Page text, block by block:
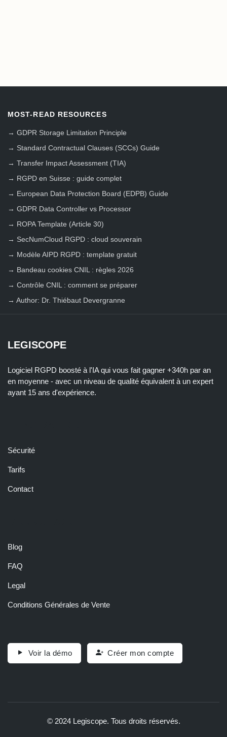
MOST-READ RESOURCES
→ GDPR Storage Limitation Principle
→ Standard Contractual Clauses (SCCs) Guide
→ Transfer Impact Assessment (TIA)
→ RGPD en Suisse : guide complet
→ European Data Protection Board (EDPB) Guide
→ GDPR Data Controller vs Processor
→ ROPA Template (Article 30)
→ SecNumCloud RGPD : cloud souverain
→ Modèle AIPD RGPD : template gratuit
→ Bandeau cookies CNIL : règles 2026
→ Contrôle CNIL : comment se préparer
→ Author: Dr. Thiébaut Devergranne
LEGISCOPE
Logiciel RGPD boosté à l'IA qui vous fait gagner +340h par an
en moyenne - avec un niveau de qualité équivalent à un expert
ayant 15 ans d'expérience.
Sécurité
Tarifs
Contact
Blog
FAQ
Legal
Conditions Générales de Vente
Voir la démo Créer mon compte
© 2024 Legiscope. Tous droits réservés.